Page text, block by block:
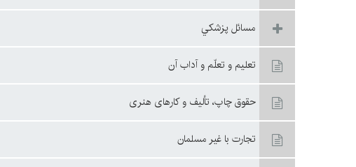
مسائل پزشكي
تعليم و تعلّم و آداب آن
حقوق چاپ، تأليف و كارهای هنری
تجارت با غير مسلمان